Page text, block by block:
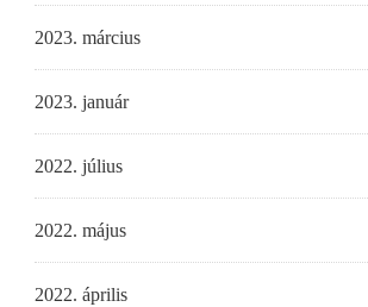
2023. március
2023. január
2022. július
2022. május
2022. április